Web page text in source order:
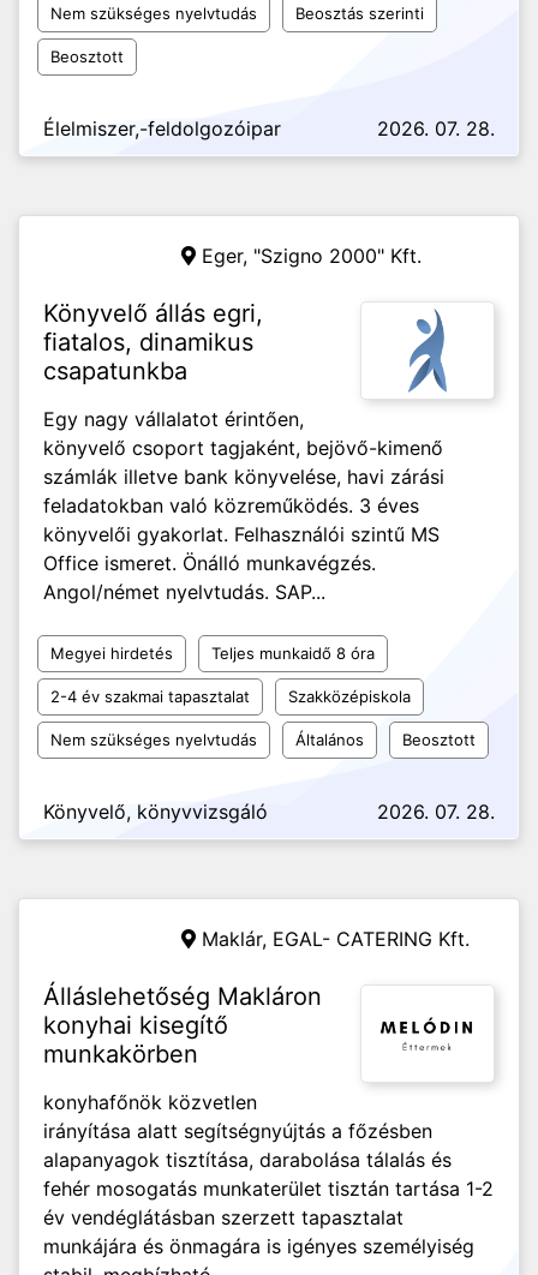
Nem szükséges nyelvtudás Beosztás szerinti
Beosztott
Élelmiszer,-feldolgozóipar 2026. 07. 28.
Eger, "Szigno 2000" Kft.
Könyvelő állás egri,
fiatalos, dinamikus
csapatunkba
Egy nagy vállalatot érintően,
könyvelő csoport tagjaként, bejövő-kimenő
számlák illetve bank könyvelése, havi zárási
feladatokban való közreműködés. 3 éves
könyvelői gyakorlat. Felhasználói szintű MS
Office ismeret. Önálló munkavégzés.
Angol/német nyelvtudás. SAP...
Megyei hirdetés Teljes munkaidő 8 óra
2-4 év szakmai tapasztalat Szakközépiskola
Nem szükséges nyelvtudás Általános Beosztott
Könyvelő, könyvvizsgáló 2026. 07. 28.
Maklár, EGAL- CATERING Kft.
Álláslehetőség Makláron
konyhai kisegítő
munkakörben
konyhafőnök közvetlen
irányítása alatt segítségnyújtás a főzésben
alapanyagok tisztítása, darabolása tálalás és
fehér mosogatás munkaterület tisztán tartása 1-2
év vendéglátásban szerzett tapasztalat
munkájára és önmagára is igényes személyiség